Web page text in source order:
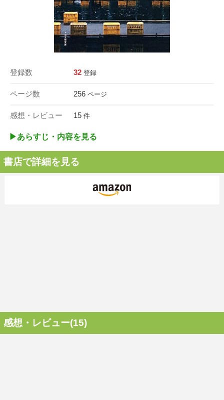
登録数 32 登録
ページ数 256 ページ
感想・レビュー 15 件
▶︎あらすじ・内容を見る
書店で詳細を見る
感想・レビュー(15)